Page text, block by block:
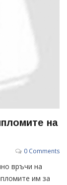
на
0 Comments
връчи на
им за